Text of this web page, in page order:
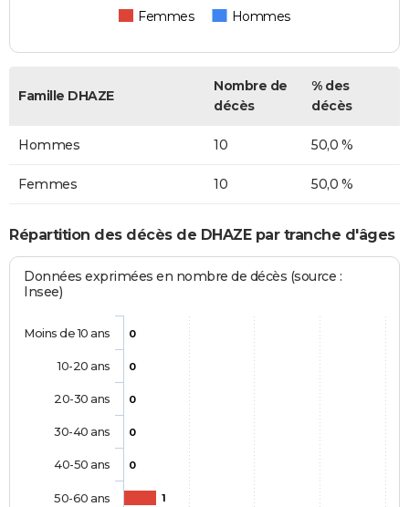
Femmes Hommes
Famille DHAZE
Nombre de
décès
% des
décès
Hommes 10 50,0 %
Femmes 10 50,0 %
Répartition des décès de DHAZE par tranche d'âges
Données exprimées en nombre de décès (source :
Insee)
0
0
0
0
0
1
Moins de 10 ans
10-20 ans
20-30 ans
30-40 ans
40-50 ans
50-60 ans